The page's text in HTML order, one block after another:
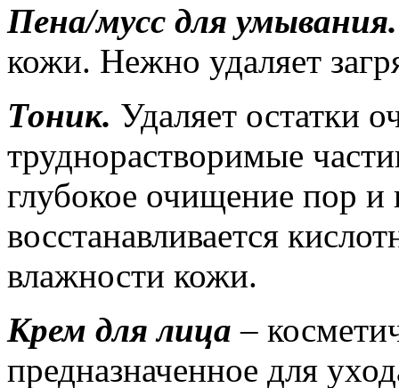
Пена/мусс для
кожи. Нежно удаляет
Тоник. Удаляет остатки
труднорастворимые
глубокое очищение пор и
восстанавливается
влажности кожи.
Крем для лица –
предназначенное для